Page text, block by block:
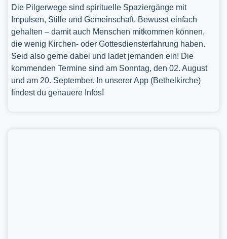
Die Pilgerwege sind spirituelle Spaziergänge mit
Impulsen, Stille und Gemeinschaft. Bewusst einfach
gehalten – damit auch Menschen mitkommen können,
die wenig Kirchen- oder Gottesdiensterfahrung haben.
Seid also gerne dabei und ladet jemanden ein! Die
kommenden Termine sind am Sonntag, den 02. August
und am 20. September. In unserer App (Bethelkirche)
findest du genauere Infos!